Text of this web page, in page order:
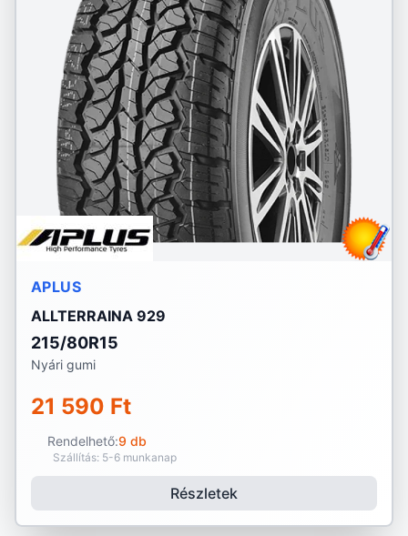
APLUS
ALLTERRAINA 929
215/80R15
Nyári gumi
21 590 Ft
Rendelhető:9 db
Szállítás: 5-6 munkanap
Részletek